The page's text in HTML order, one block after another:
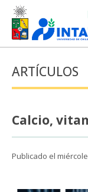
ARTÍCULOS
Calcio,
Publicado el